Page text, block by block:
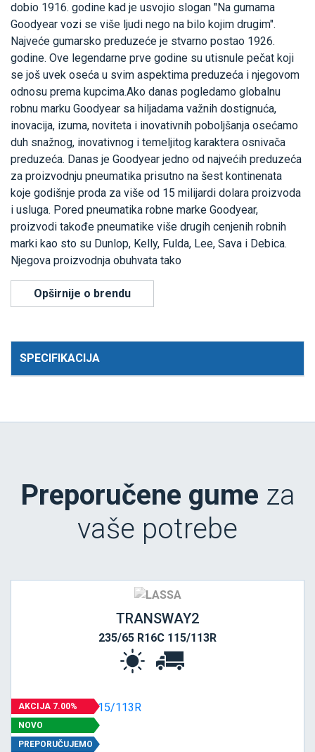
dobio 1916. godine kad je usvojio slogan "Na gumama
Goodyear vozi se više ljudi nego na bilo kojim drugim".
Najveće gumarsko preduzeće je stvarno postao 1926.
godine. Ove legendarne prve godine su utisnule pečat koji
se još uvek oseća u svim aspektima preduzeća i njegovom
odnosu prema kupcima.Ako danas pogledamo globalnu
robnu marku Goodyear sa hiljadama važnih dostignuća,
inovacija, izuma, noviteta i inovativnih poboljšanja osećamo
duh snažnog, inovativnog i temeljitog karaktera osnivača
preduzeća. Danas je Goodyear jedno od najvećih preduzeća
za proizvodnju pneumatika prisutno na šest kontinenata
koje godišnje proda za više od 15 milijardi dolara proizvoda
i usluga. Pored pneumatika robne marke Goodyear,
proizvodi takođe pneumatike više drugih cenjenih robnih
marki kao sto su Dunlop, Kelly, Fulda, Lee, Sava i Debica.
Njegova proizvodnja obuhvata tako
Opširnije o brendu
SPECIFIKACIJA
Preporučene gume za
vaše potrebe
TRANSWAY2
235/65 R16C 115/113R
AKCIJA 7.00%
NOVO
PREPORUČUJEMO